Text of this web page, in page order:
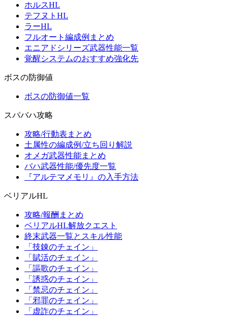
ホルスHL
テフヌトHL
ラーHL
フルオート編成例まとめ
エニアドシリーズ武器性能一覧
覚醒システムのおすすめ強化先
ボスの防御値
ボスの防御値一覧
スパバハ攻略
攻略/行動表まとめ
土属性の編成例/立ち回り解説
オメガ武器性能まとめ
バハ武器性能/優先度一覧
『アルテマメモリ』の入手方法
ベリアルHL
攻略/報酬まとめ
ベリアルHL解放クエスト
終末武器一覧とスキル性能
「技錬のチェイン」
「賦活のチェイン」
「謳歌のチェイン」
「誘惑のチェイン」
「禁忌のチェイン」
「邪罪のチェイン」
「虚詐のチェイン」